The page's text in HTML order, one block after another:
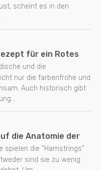
scheint es in den
für ein Rotes
und die
nur die farbenfrohe und
Auch historisch gibt
die Anatomie der
spielen die "Hamstrings"
sind sie zu wenig